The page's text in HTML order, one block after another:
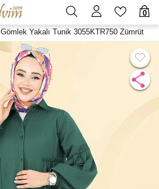
0
Gömlek Yakalı Tunik 3055KTR750 Zümrüt